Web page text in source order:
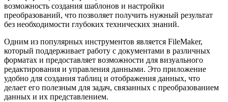
возможность создания шаблонов и настройки
преобразований, что позволяет получить нужный результат
без необходимости глубоких технических знаний.
Одним из популярных инструментов является FileMaker,
который поддерживает работу с документами в различных
форматах и предоставляет возможности для визуального
редактирования и управления данными. Это приложение
удобно для создания таблиц и отображения данных, что
делает его полезным для задач, связанных с преобразованием
данных и их представлением.